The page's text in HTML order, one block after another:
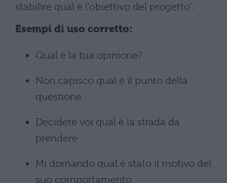
stabilire qual è l’obiettivo del progetto”.
Esempi di uso corretto:
Qual è la tua opinione?
Non capisco qual è il punto della
questione
Decidete voi qual è la strada da
prendere
Mi domando qual è stato il motivo del
suo comportamento